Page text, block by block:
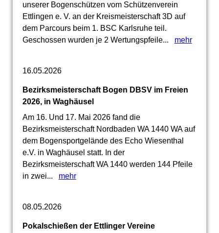
unserer Bogenschützen vom Schützenverein
Ettlingen e. V. an der Kreismeisterschaft 3D auf
dem Parcours beim 1. BSC Karlsruhe teil.
Geschossen wurden je 2 Wertungspfeile... mehr
16.05.2026
Bezirksmeisterschaft Bogen DBSV im Freien
2026, in Waghäusel
Am 16. Und 17. Mai 2026 fand die
Bezirksmeisterschaft Nordbaden WA 1440 WA auf
dem Bogensportgelände des Echo Wiesenthal
e.V. in Waghäusel statt. In der
Bezirksmeisterschaft WA 1440 werden 144 Pfeile
in zwei... mehr
08.05.2026
Pokalschießen der Ettlinger Vereine